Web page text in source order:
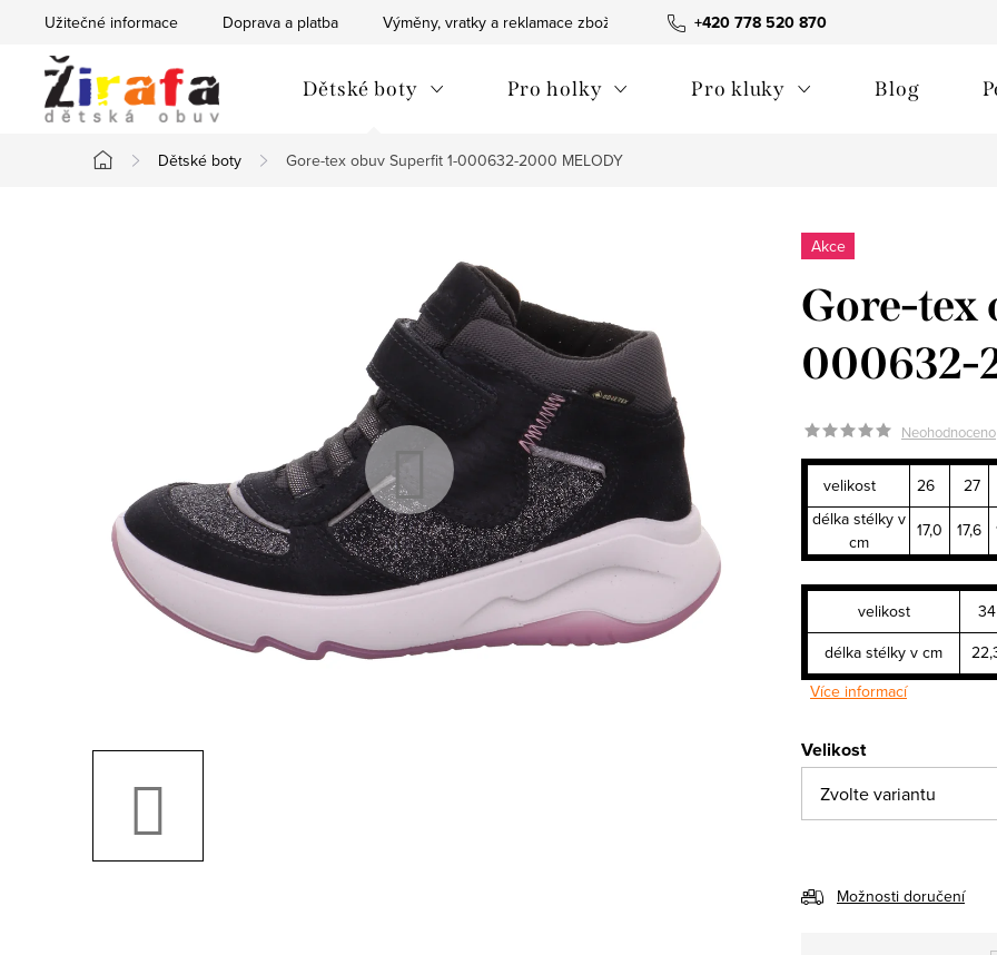
obsah
+420 778 520 870
Užitečné informace Doprava a platba Výměny, vratky a reklamace zboží Obchodní podmínky
Dětské boty Pro holky Pro kluky Blog
Domů
Dětské boty Gore-tex obuv Superfit 1-000632-2000 MELODY
Akce
Gore-tex
000632-
Neohodnoceno
velikost 26 27
délka stélky v
cm
17,0 17,6
velikost 34
délka stélky v cm
Více informací
Velikost
Možnosti doručení